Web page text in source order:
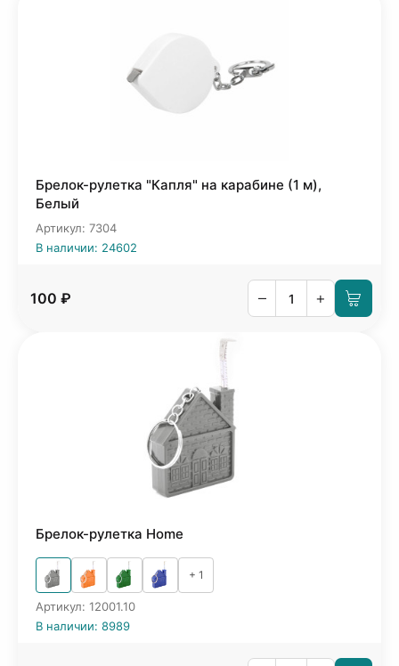
Брелок-рулетка "Капля" на карабине (1 м),
Белый
Артикул: 7304
В наличии: 24602
100 ₽ – +
Брелок-рулетка Home
+ 1
Артикул: 12001.10
В наличии: 8989